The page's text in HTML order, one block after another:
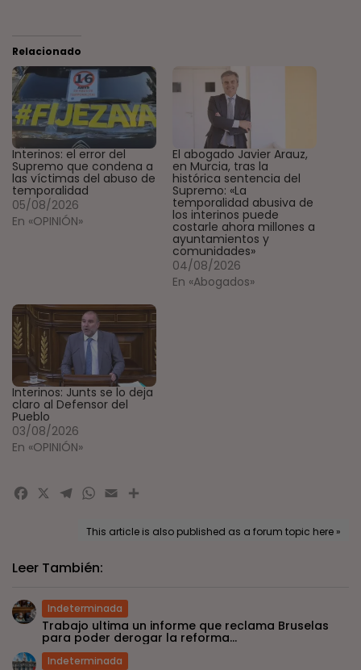
Relacionado
Interinos: el error del
Supremo que condena a
las víctimas del abuso de
temporalidad
05/08/2026
En «OPINIÓN»
El abogado Javier Arauz,
en Murcia, tras la
histórica sentencia del
Supremo: «La
temporalidad abusiva de
los interinos puede
costarle ahora millones a
ayuntamientos y
comunidades»
04/08/2026
En «Abogados»
Interinos: Junts se lo deja
claro al Defensor del
Pueblo
03/08/2026
En «OPINIÓN»
Facebook
X Telegram
WhatsApp
EmailCompartir
This article is also published as a forum topic here »
Leer También:
Indeterminada
Trabajo ultima un informe que reclama Bruselas
para poder derogar la reforma...
Indeterminada